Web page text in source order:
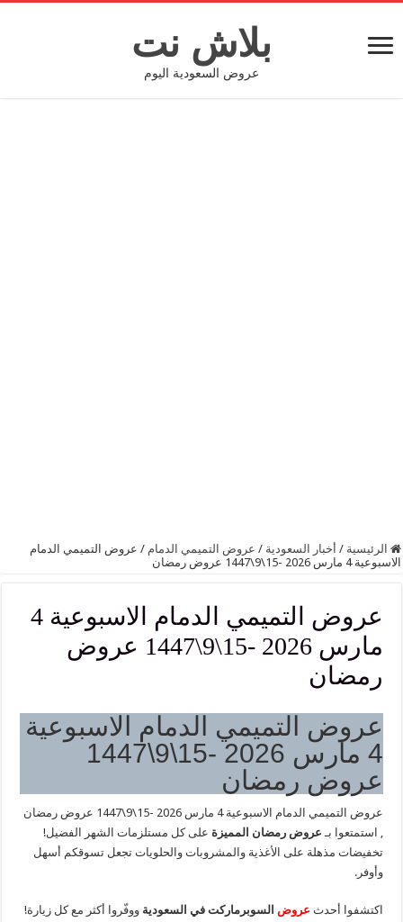
بلاش نت
عروض السعودية اليوم
الرئيسية / أخبار السعودية / عروض التميمي الدمام / عروض التميمي الدمام
الاسبوعية 4 مارس 2026 -15\9\1447 عروض رمضان
عروض التميمي الدمام الاسبوعية 4
مارس 2026 -15\9\1447 عروض
رمضان
عروض التميمي الدمام الاسبوعية
4 مارس 2026 -15\9\1447
عروض رمضان
عروض التميمي الدمام الاسبوعية 4 مارس 2026 -15\9\1447 عروض رمضان
, استمتعوا بـ عروض رمضان المميزة على كل مستلزمات الشهر الفضيل!
تخفيضات مذهلة على الأغذية والمشروبات والحلويات تجعل تسوقكم أسهل
وأوفر.
اكتشفوا أحدث عروض السوبرماركت في السعودية ووفّروا أكثر مع كل زيارة!